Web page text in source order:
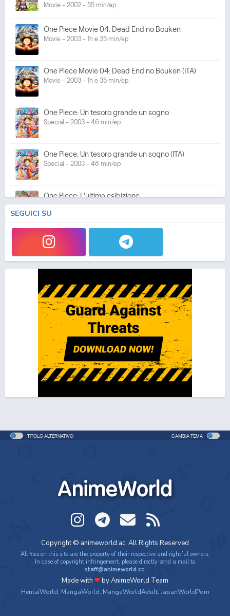
Movie - 2002 - 55 min/ep
One Piece Movie 04: Dead End no Bouken
Movie - 2003 - 1h e 35 min/ep
One Piece Movie 04: Dead End no Bouken (ITA)
Movie - 2003 - 1h e 35 min/ep
One Piece: Un tesoro grande un sogno
Special - 2003 - 46 min/ep
One Piece: Un tesoro grande un sogno (ITA)
Special - 2003 - 46 min/ep
One Piece: L'ultima esibizione
Special - 2003 - 45 min/ep
One Piece: L'ultima esibizione (ITA)
Special - 2003 - 45 min/ep
Movie - 2004 - 1h e 35 min/ep
One Piece Movie 05: Norowareta Seiken (ITA)
Movie - 2004 - 1h e 35 min/ep
One Piece Movie 06: Omatsuri Danshaku to Himitsu
no Shima (ITA)
Movie - 2005 - 1h e 31 min/ep
One Piece: Le avventure del detective Cappello di
Special - 2005 - 42 min/ep
One Piece Movie 07: Karakuri-jou no Mecha Kyohei
Movie - 2006 - 1h e 34 min/ep
One Piece Movie 07: Karakuri-jou no Mecha Kyohei
(ITA)
SEGUICI SU
TITOLO ALTERNATIVO CAMBIA TEMA
AnimeWorld
Copyright © animeworld.ac. All Rights Reserved
All files on this site are the property of their respective and rightful owners.
In case of copyright infringement, please directly send a mail to
staff@animeworld.cc.
Made with ❤by AnimeWorld Team
HentaiWorld, MangaWorld, MangaWorldAdult, JapanWorldPorn